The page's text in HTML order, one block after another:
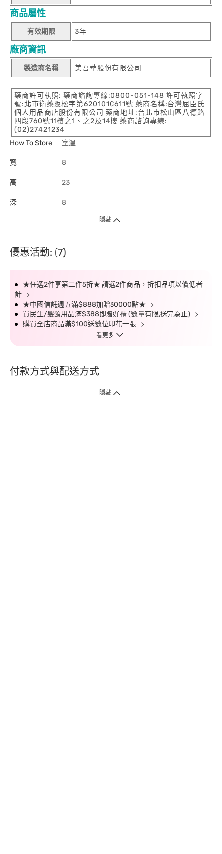
商品屬性
有效期限 3年
廠商資訊
製造商名稱 美吾華股份有限公司
藥商許可執照: 藥商諮詢專線:0800-051-148 許可執照字
號:北市衛藥販松字第620101C611號 藥商名稱:台灣屈臣氏
個人用品商店股份有限公司 藥商地址:台北市松山區八德路
四段760號11樓之1、之2及14樓 藥商諮詢專線:
(02)27421234
How To Store
室溫
寬 8
高 23
深 8
隱藏
優惠活動: (7)
★任選2件享第二件5折★ 請選2件商品，折扣品項以價低者
計
★中國信託週五滿$888加贈30000點★
買民生/髮類用品滿$388即贈好禮 (數量有限,送完為止)
購買全店商品滿$100送數位印花一張
看更多
付款方式與配送方式
隱藏